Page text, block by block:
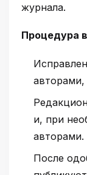
журнала.
Процедура
авторами,
и, при
авторами.
После